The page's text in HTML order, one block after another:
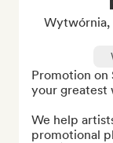
Wytwórnia,
Promotion
your greatest
We help
promotional